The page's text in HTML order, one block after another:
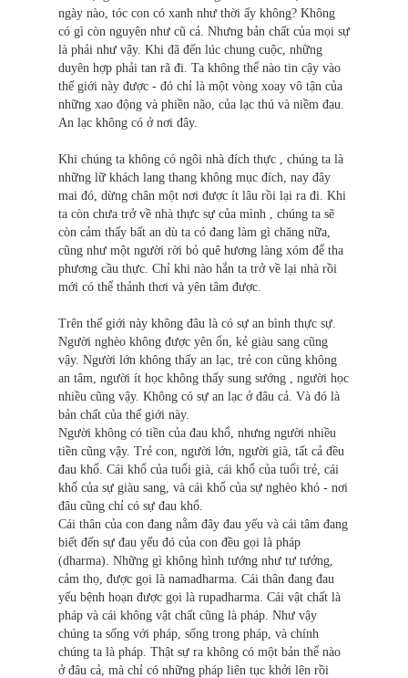
ngày nào, tóc con có xanh như thời ấy không? Không
có gì còn nguyên như cũ cả. Nhưng bản chất của mọi sự
là phải như vậy. Khi đã đến lúc chung cuộc, những
duyên hợp phải tan rã đi. Ta không thể nào tin cậy vào
thế giới này được - đó chỉ là một vòng xoay vô tận của
những xao động và phiền não, của lạc thú và niềm đau.
An lạc không có ở nơi đây.
Khi chúng ta không có ngôi nhà đích thực , chúng ta là
những lữ khách lang thang không mục đích, nay đây
mai đó, dừng chân một nơi được ít lâu rồi lại ra đi. Khi
ta còn chưa trở về nhà thực sự của mình , chúng ta sẽ
còn cảm thấy bất an dù ta có đang làm gì chăng nữa,
cũng như một người rời bỏ quê hương làng xóm để tha
phương cầu thực. Chỉ khi nào hắn ta trở về lại nhà rồi
mới có thể thảnh thơi và yên tâm được.
Trên thế giới này không đâu là có sự an bình thực sự.
Người nghèo không được yên ổn, kẻ giàu sang cũng
vậy. Người lớn không thấy an lạc, trẻ con cũng không
an tâm, người ít học không thấy sung sướng , người học
nhiều cũng vậy. Không có sự an lạc ở đâu cả. Và đó là
bản chất của thế giới này.
Người không có tiền của đau khổ, nhưng người nhiều
tiền cũng vậy. Trẻ con, người lớn, người già, tất cả đều
đau khổ. Cái khổ của tuổi già, cái khổ của tuổi trẻ, cái
khổ của sự giàu sang, và cái khổ của sự nghèo khó - nơi
đâu cũng chỉ có sự đau khổ.
Cái thân của con đang nằm đây đau yếu và cái tâm đang
biết đến sự đau yếu đó của con đều gọi là pháp
(dharma). Những gì không hình tướng như tư tưởng,
cảm thọ, được gọi là namadharma. Cái thân đang đau
yếu bệnh hoạn được gọi là rupadharma. Cái vật chất là
pháp và cái không vật chất cũng là pháp. Như vậy
chúng ta sống với pháp, sống trong pháp, và chính
chúng ta là pháp. Thật sự ra không có một bản thể nào
ở đâu cả, mà chỉ có những pháp liên tục khởi lên rồi